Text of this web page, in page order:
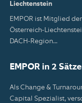
Liechtenstein
EMPOR ist Mitglied
Österreich-
DACH-Region...
EMPOR in 2
Als Change &
Capital Spezialist,